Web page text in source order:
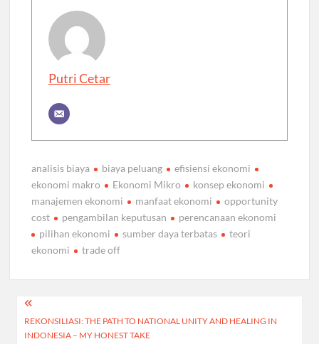
Putri Cetar
analisis biaya biaya peluang
efisiensi ekonomi
ekonomi makro
Ekonomi Mikro
konsep ekonomi
manajemen ekonomi
manfaat ekonomi
opportunity
cost
pengambilan keputusan
perencanaan ekonomi
pilihan ekonomi
sumber daya terbatas
teori
ekonomi
trade off
Post
navigation
REKONSILIASI: THE PATH TO NATIONAL UNITY AND HEALING IN
INDONESIA – MY HONEST TAKE